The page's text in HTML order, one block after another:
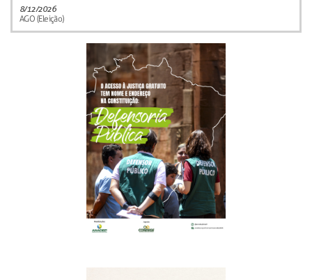
8/12/2026
AGO (Eleição)